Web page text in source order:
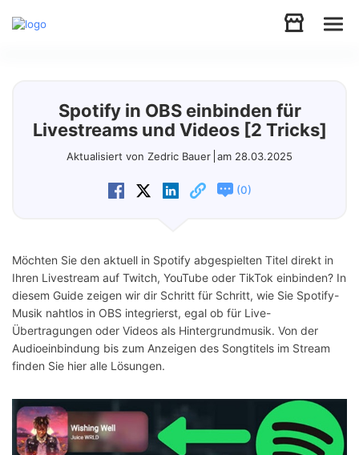
Video
Store
Spotify in OBS einbinden für
Livestreams und Videos [2 Tricks]
Aktualisiert von Zedric Bauer am 28.03.2025
(0)
Möchten Sie den aktuell in Spotify abgespielten Titel direkt in
Ihren Livestream auf Twitch, YouTube oder TikTok einbinden? In
diesem Guide zeigen wir dir Schritt für Schritt, wie Sie Spotify-
Musik nahtlos in OBS integrierst, egal ob für Live-
Übertragungen oder Videos als Hintergrundmusik. Von der
Audioeinbindung bis zum Anzeigen des Songtitels im Stream
finden Sie hier alle Lösungen.